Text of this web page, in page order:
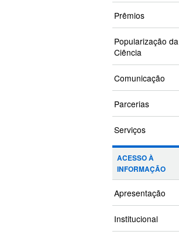
Prêmios
Popularização da
Ciência
Comunicação
Parcerias
Serviços
ACESSO À
INFORMAÇÃO
Apresentação
Institucional